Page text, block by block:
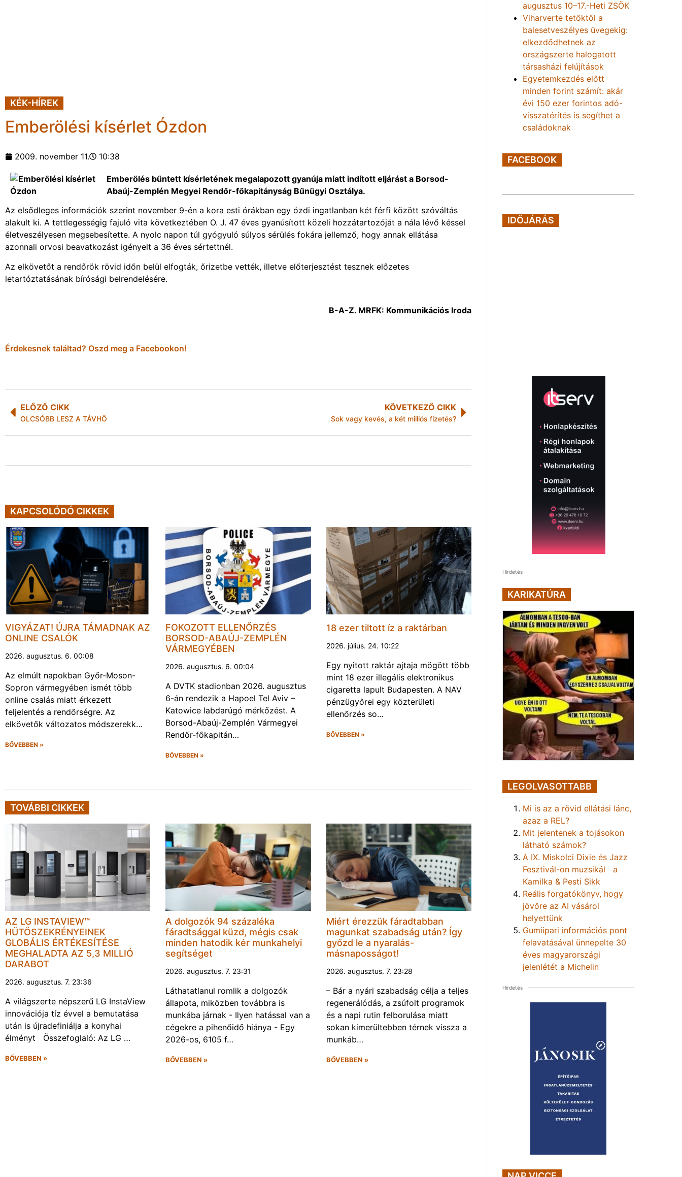
KÉK-HÍREK
Emberölési kísérlet Ózdon
2009. november 11. 10:38
Emberölés bűntett kísérletének megalapozott gyanúja miatt indított eljárást a Borsod-
Abaúj-Zemplén Megyei Rendőr-főkapitányság Bűnügyi Osztálya.
Az elsődleges információk szerint november 9-én a kora esti órákban egy ózdi ingatlanban két férfi között szóváltás
alakult ki. A tettlegességig fajuló vita következtében O. J. 47 éves gyanúsított közeli hozzátartozóját a nála lévő késsel
életveszélyesen megsebesítette. A nyolc napon túl gyógyuló súlyos sérülés fokára jellemző, hogy annak ellátása
azonnali orvosi beavatkozást igényelt a 36 éves sértettnél.
Az elkövetőt a rendőrök rövid időn belül elfogták, őrizetbe vették, illetve előterjesztést tesznek előzetes
letartóztatásának bírósági belrendelésére.
B-A-Z. MRFK: Kommunikációs Iroda
Érdekesnek találtad? Oszd meg a Facebookon!
ELŐZŐ CIKK
OLCSÓBB LESZ A TÁVHŐ
KÖVETKEZŐ CIKK
Sok vagy kevés, a két milliós fizetés?
KAPCSOLÓDÓ CIKKEK
VIGYÁZAT! ÚJRA TÁMADNAK AZ
ONLINE CSALÓK
2026. augusztus. 6. 00:08
Az elmúlt napokban Győr-Moson-
Sopron vármegyében ismét több
online csalás miatt érkezett
feljelentés a rendőrségre. Az
elkövetők változatos módszerekk…
BŐVEBBEN »
FOKOZOTT ELLENŐRZÉS
BORSOD-ABAÚJ-ZEMPLÉN
VÁRMEGYÉBEN
2026. augusztus. 6. 00:04
A DVTK stadionban 2026. augusztus
6-án rendezik a Hapoel Tel Aviv –
Katowice labdarúgó mérkőzést. A
Borsod-Abaúj-Zemplén Vármegyei
Rendőr-főkapitán…
BŐVEBBEN »
18 ezer tiltott íz a raktárban
2026. július. 24. 10:22
Egy nyitott raktár ajtaja mögött több
mint 18 ezer illegális elektronikus
cigaretta lapult Budapesten. A NAV
pénzügyőrei egy közterületi
ellenőrzés so…
BŐVEBBEN »
TOVÁBBI CIKKEK
AZ LG INSTAVIEW™
HŰTŐSZEKRÉNYEINEK
GLOBÁLIS ÉRTÉKESÍTÉSE
MEGHALADTA AZ 5,3 MILLIÓ
DARABOT
2026. augusztus. 7. 23:36
A világszerte népszerű LG InstaView
innovációja tíz évvel a bemutatása
után is újradefiniálja a konyhai
élményt Összefoglaló: Az LG …
BŐVEBBEN »
A dolgozók 94 százaléka
fáradtsággal küzd, mégis csak
minden hatodik kér munkahelyi
segítséget
2026. augusztus. 7. 23:31
Láthatatlanul romlik a dolgozók
állapota, miközben továbbra is
munkába járnak - Ilyen hatással van a
cégekre a pihenőidő hiánya - Egy
2026-os, 6105 f…
BŐVEBBEN »
Miért érezzük fáradtabban
magunkat szabadság után? Így
győzd le a nyaralás-
másnaposságot!
2026. augusztus. 7. 23:28
– Bár a nyári szabadság célja a teljes
regenerálódás, a zsúfolt programok
és a napi rutin felborulása miatt
sokan kimerültebben térnek vissza a
munkáb…
BŐVEBBEN »
augusztus 10–17.-Heti ZSÖK
Viharverte tetőktől a
balesetveszélyes üvegekig:
elkezdődhetnek az
országszerte halogatott
társasházi felújítások
Egyetemkezdés előtt
minden forint számít: akár
évi 150 ezer forintos adó-
visszatérítés is segíthet a
családoknak
FACEBOOK
IDŐJÁRÁS
Hirdetés
KARIKATÚRA
LEGOLVASOTTABB
Mi is az a rövid ellátási lánc,
azaz a REL?
Mit jelentenek a tojásokon
látható számok?
A IX. Miskolci Dixie és Jazz
Fesztivál-on muzsikál a
Kamilka & Pesti Sikk
Reális forgatókönyv, hogy
jövőre az AI vásárol
helyettünk
Gumiipari információs pont
felavatásával ünnepelte 30
éves magyarországi
jelenlétét a Michelin
Hirdetés